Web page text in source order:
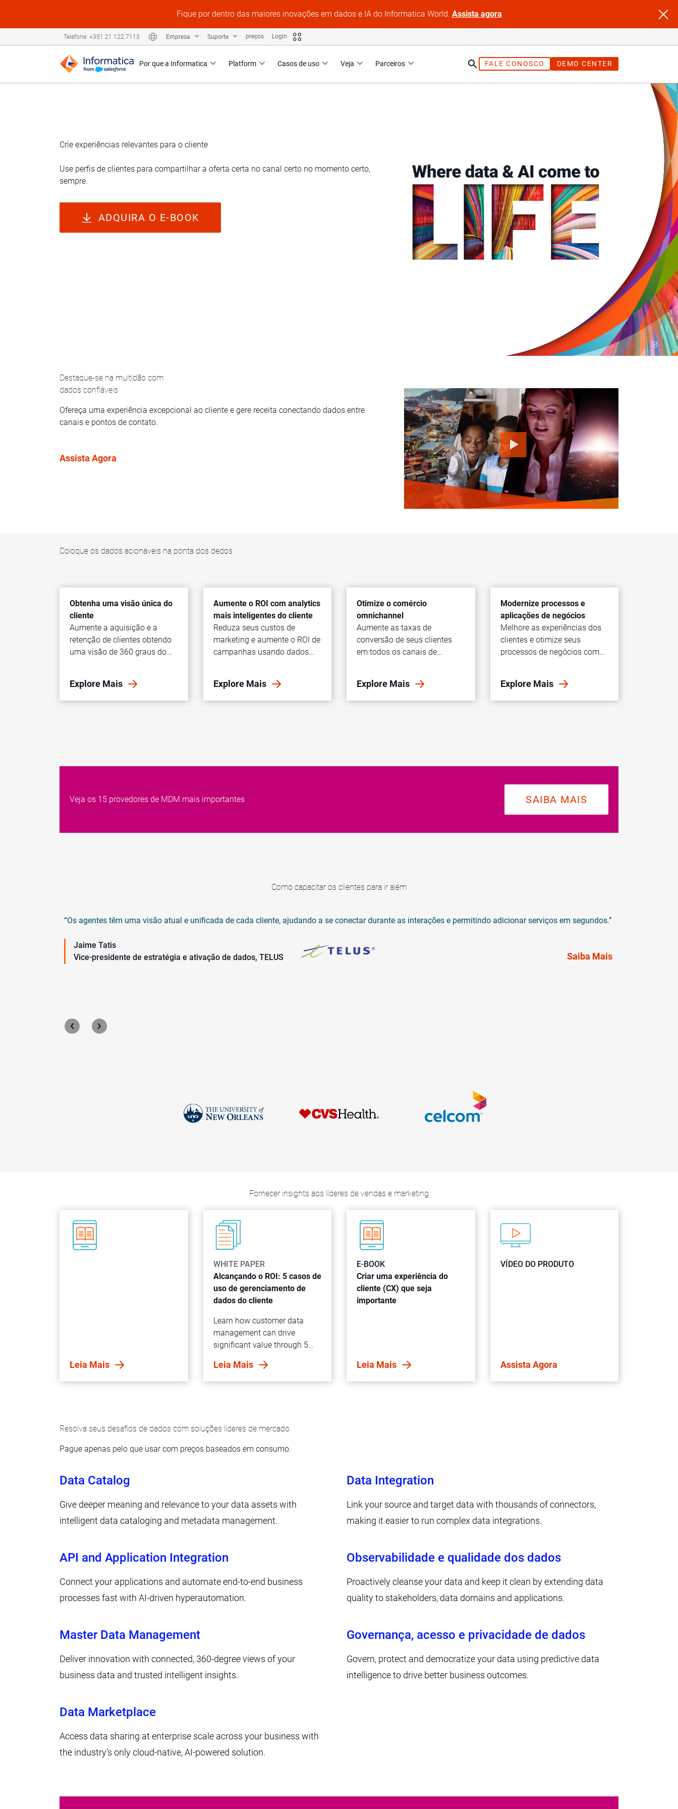
Fique por dentro das maiores inovações em dados e IA do Informatica World. Assista agora
Por que a Informatica Platform Casos de uso Veja Parceiros FALE CONOSCO DEMO CENTER
Telefone: +351 21 122 7113 Empresa Suporte preços Login
Crie experiências relevantes para o cliente
Use perfis de clientes para compartilhar a oferta certa no canal certo no momento certo,
sempre.
ADQUIRA O E-BOOK
Destaque-se na multidão com
dados confiáveis
Ofereça uma experiência excepcional ao cliente e gere receita conectando dados entre
canais e pontos de contato.
Assista Agora
Coloque os dados acionáveis na ponta dos dedos
Obtenha uma visão única do
cliente
Aumente a aquisição e a
retenção de clientes obtendo
uma visão de 360 graus do
Explore Mais
Aumente o ROI com analytics
mais inteligentes do cliente
Reduza seus custos de
marketing e aumente o ROI de
campanhas usando dados
Explore Mais
Otimize o comércio
omnichannel
Aumente as taxas de
conversão de seus clientes
em todos os canais de
Explore Mais
Modernize processos e
aplicações de negócios
Melhore as experiências dos
clientes e otimize seus
processos de negócios com
Explore Mais
Veja os 15 provedores de MDM mais importantes SAIBA MAIS
Como capacitar os clientes para ir além
“Os agentes têm uma visão atual e unificada de cada cliente, ajudando a se conectar durante as interações e permitindo adicionar serviços em segundos.”
Jaime Tatis
Vice-presidente de estratégia e ativação de dados, TELUS
Saiba Mais
Fornecer insights aos líderes de vendas e marketing
Leia Mais
WHITE PAPER
Alcançando o ROI: 5 casos de
uso de gerenciamento de
dados do cliente
Learn how customer data
management can drive
significant value through 5
complete with business value
assessments.
Leia Mais
E-BOOK
Criar uma experiência do
cliente (CX) que seja
importante
Leia Mais
VÍDEO DO PRODUTO
Assista Agora
Resolva seus desafios de dados com soluções líderes de mercado
Pague apenas pelo que usar com preços baseados em consumo.
Data Catalog
Give deeper meaning and relevance to your data assets with
intelligent data cataloging and metadata management.
Data Integration
Link your source and target data with thousands of connectors,
making it easier to run complex data integrations.
API and Application Integration
Connect your applications and automate end-to-end business
processes fast with AI-driven hyperautomation.
Observabilidade e qualidade dos dados
Proactively cleanse your data and keep it clean by extending data
quality to stakeholders, data domains and applications.
Master Data Management
Deliver innovation with connected, 360-degree views of your
business data and trusted intelligent insights.
Governança, acesso e privacidade de dados
Govern, protect and democratize your data using predictive data
intelligence to drive better business outcomes.
Data Marketplace
Access data sharing at enterprise scale across your business with
the industry’s only cloud-native, AI-powered solution.